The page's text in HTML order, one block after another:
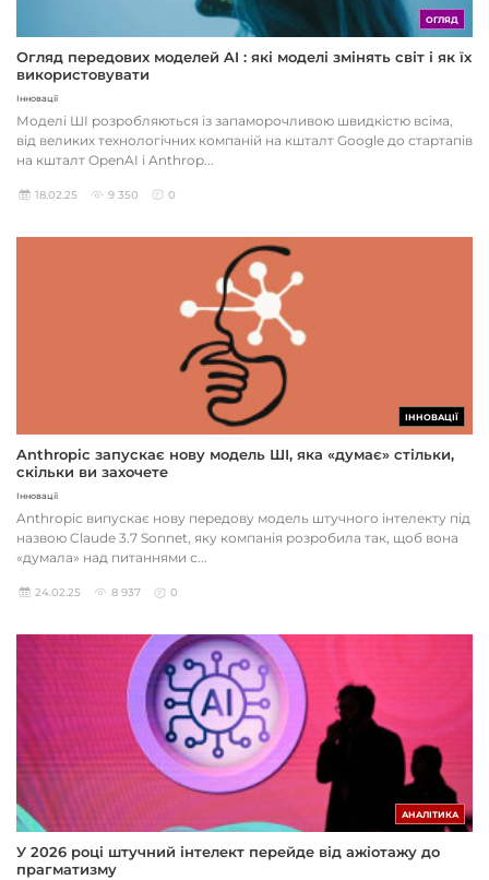
ОГЛЯД
Огляд передових моделей AI : які моделі змінять світ і як їх
використовувати
Інновації
Моделі ШІ розробляються із запаморочливою швидкістю всіма,
від великих технологічних компаній на кшталт Google до стартапів
на кшталт OpenAI і Anthrop...
18.02.25 9 350 0
ІННОВАЦІЇ
Anthropic запускає нову модель ШІ, яка «думає» стільки,
скільки ви захочете
Інновації
Anthropic випускає нову передову модель штучного інтелекту під
назвою Claude 3.7 Sonnet, яку компанія розробила так, щоб вона
«думала» над питаннями с...
24.02.25 8 937 0
АНАЛІТИКА
У 2026 році штучний інтелект перейде від ажіотажу до
прагматизму